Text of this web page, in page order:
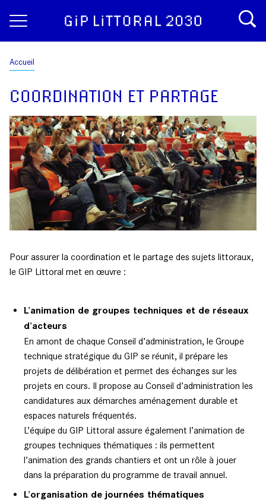
Fil
Accueil
COORDINATION ET PARTAGE
Pour assurer la coordination et le partage des sujets littoraux,
le GIP Littoral met en œuvre :
L’animation de groupes techniques et de réseaux
d’acteurs
En amont de chaque Conseil d’administration, le Groupe
technique stratégique du GIP se réunit, il prépare les
projets de délibération et permet des échanges sur les
projets en cours. Il propose au Conseil d’administration les
candidatures aux démarches aménagement durable et
espaces naturels fréquentés.
L’équipe du GIP Littoral assure également l’animation de
groupes techniques thématiques : ils permettent
l’animation des grands chantiers et ont un rôle à jouer
dans la préparation du programme de travail annuel.
L’organisation de journées thématiques